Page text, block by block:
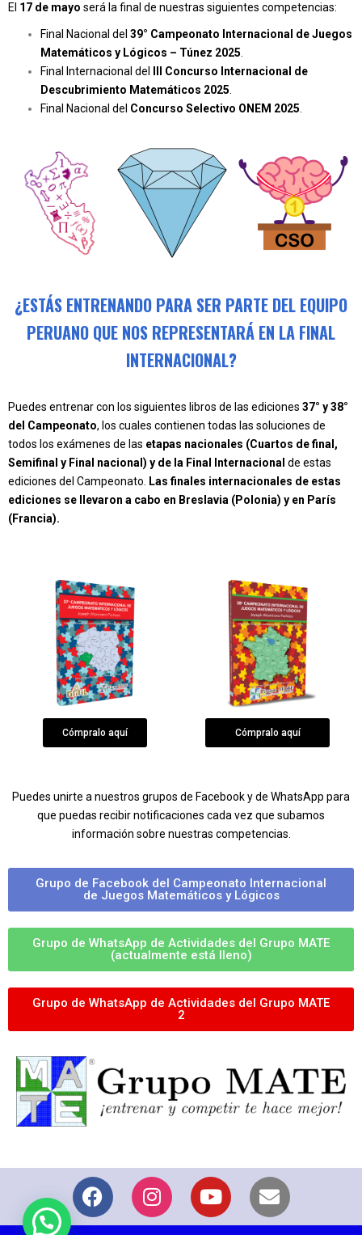
El 17 de mayo será la final de nuestras siguientes competencias:
Final Nacional del 39° Campeonato Internacional de Juegos
Matemáticos y Lógicos – Túnez 2025.
Final Internacional del
III Concurso Internacional de
Descubrimiento Matemáticos 2025.
Final Nacional del Concurso Selectivo ONEM 2025.
¿ESTÁS ENTRENANDO PARA SER PARTE DEL EQUIPO
PERUANO QUE NOS REPRESENTARÁ EN LA FINAL
INTERNACIONAL?
Puedes entrenar con los siguientes libros de las ediciones 37° y 38°
del Campeonato, los cuales contienen todas las soluciones de
todos los exámenes de las etapas nacionales (Cuartos de final,
Semifinal y Final nacional) y de la Final Internacional de estas
ediciones del Campeonato.
Las finales internacionales de estas
ediciones se llevaron a cabo en Breslavia (Polonia) y en París
(Francia).
Cómpralo aquí Cómpralo aquí
Puedes unirte a nuestros grupos de Facebook y de WhatsApp para
que puedas recibir notificaciones cada vez que subamos
información sobre nuestras competencias.
Grupo de Facebook del Campeonato Internacional
de Juegos Matemáticos y Lógicos
Grupo de WhatsApp de Actividades del Grupo MATE
(actualmente está lleno)
Grupo de WhatsApp de Actividades del Grupo MATE
2